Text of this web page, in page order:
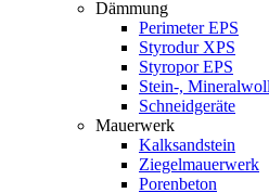
Dämmung
Perimeter EPS
Styrodur XPS
Styropor EPS
Stein-,
Schneidgeräte
Mauerwerk
Kalksandstein
Ziegelmauerwerk
Porenbeton